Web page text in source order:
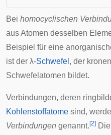
Bei homocyclischen
aus Atomen desselben
Beispiel für eine
ist der λ-Schwefel , der
Schwefelatomen bildet.
Verbindungen, deren
Kohlenstoffatome sind,
Verbindungen genannt. [2]